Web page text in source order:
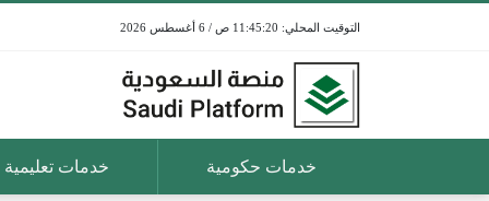
11:45:20 ص / 6 أغسطس 2026
خدمات حكومية خدمات تعليمية